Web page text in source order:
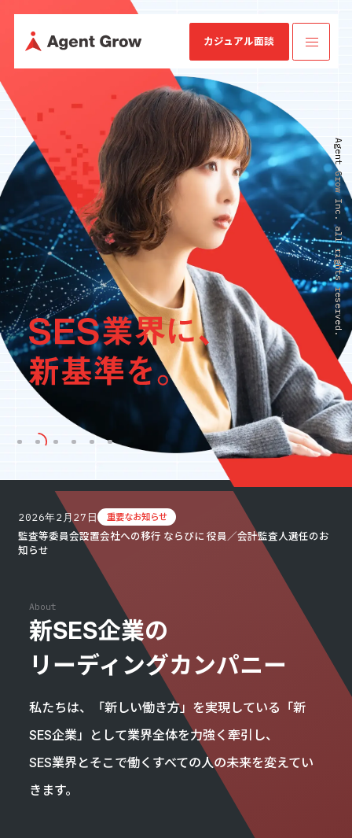
ミッション・
ビジョン・バ
リュー
会社概要
沿革 健康経営宣言
SES特化型
SaaS[Fairgrit]
SESコン
サルティ
IRニュース IRライブラリ
業績・財務情
報
カジュアル面談
TOP
企業情報
事業内容
採用情報
IR情報
お知らせ
お問い合わせ
暴力団等反社会的勢力排除宣言
プライバシーポリシー
情報セキュリティ基本方針
カジュアル面談
フォームへ
エントリーへ
2026年2月27日 重要なお知らせ
監査等委員会設置会社への移行 ならびに 役員／会計監査人選任のお
知らせ
Agent Grow Inc. all rights reserved.
About
新SES企業の
リーディングカンパニー
私たちは、「新しい働き方」を実現している「新
SES企業」として業界全体を力強く牽引し、
SES業界とそこで働くすべての人の未来を変えてい
きます。